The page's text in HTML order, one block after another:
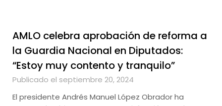
AMLO celebra aprobación de reforma a
la Guardia Nacional en Diputados:
“Estoy muy contento y tranquilo”
Publicado el septiembre 20, 2024
El presidente Andrés Manuel López Obrador ha